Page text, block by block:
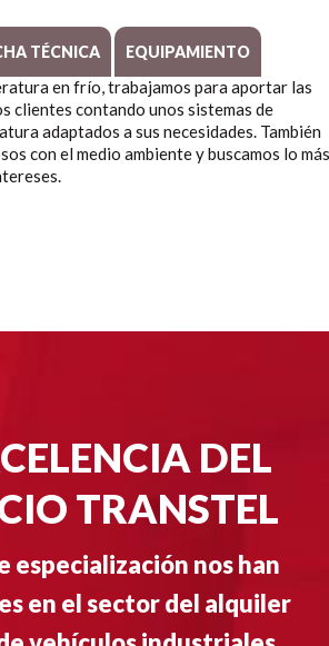
TÉCNICA EQUIPAMIENTO
en frío, trabajamos para aportar las
clientes contando unos sistemas de
adaptados a sus necesidades. También
con el medio ambiente y buscamos lo más
DEL
TRANSTEL
especialización nos han
en el sector del alquiler